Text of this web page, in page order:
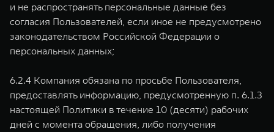
и не распространять персональные данные без
согласия Пользователей, если иное не предусмотрено
законодательством Российской Федерации о
персональных данных;
6.2.4 Компания обязана по просьбе Пользователя,
предоставлять информацию, предусмотренную п. 6.1.3
настоящей Политики в течение 10 (десяти) рабочих
дней с момента обращения, либо получения